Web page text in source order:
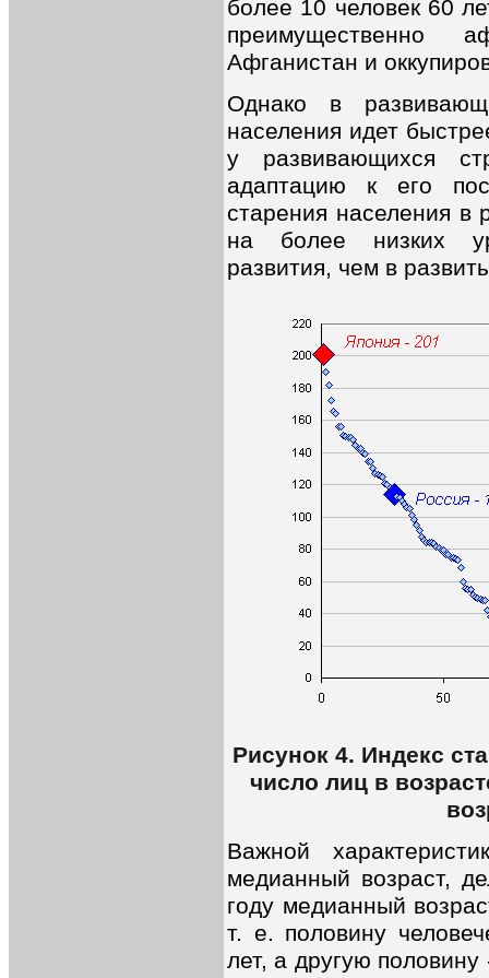
более 10 человек 60
преимущественно
Афганистан и
Однако в
населения идет
у развивающихся
адаптацию к его
старения населения в
на более низких
развития, чем в
Рисунок 4. Индекс
число лиц в
Важной
медианный возраст,
году медианный
т. е. половину
лет, а другую